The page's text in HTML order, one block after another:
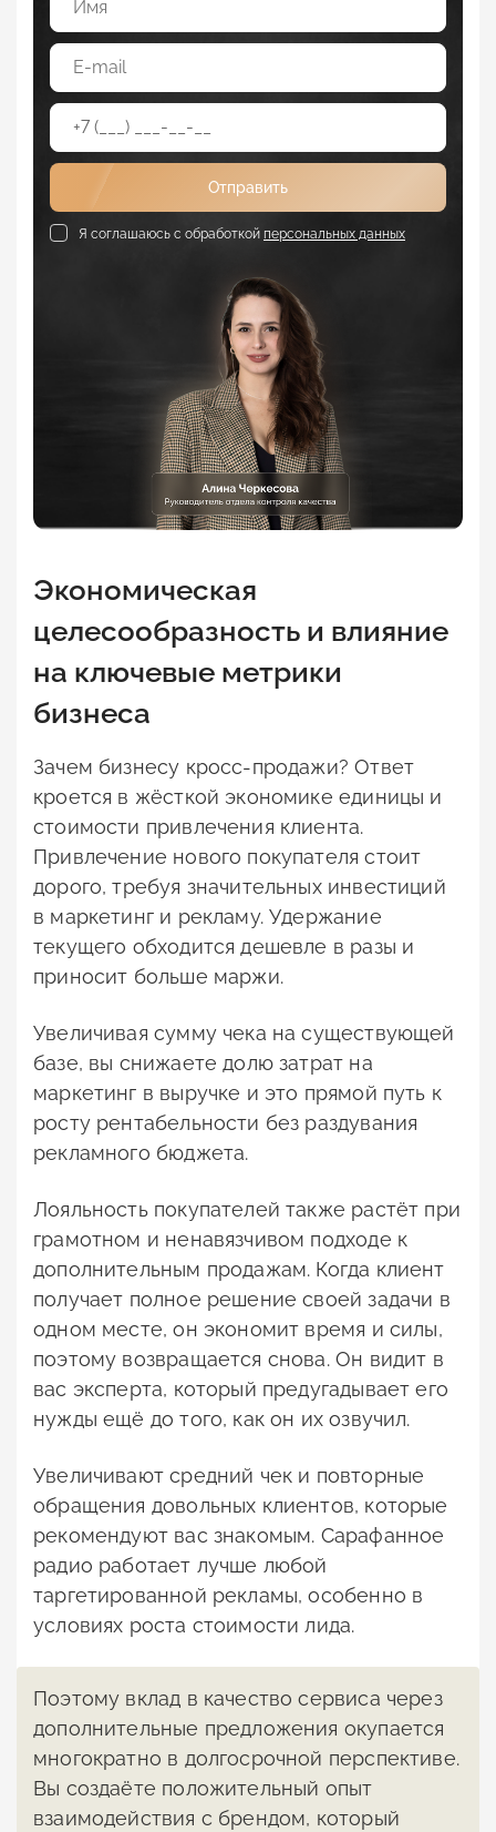
Отправить
Я соглашаюсь с обработкой персональных данных
Экономическая
целесообразность и влияние
на ключевые метрики
бизнеса
Зачем бизнесу кросс-продажи? Ответ
кроется в жёсткой экономике единицы и
стоимости привлечения клиента.
Привлечение нового покупателя стоит
дорого, требуя значительных инвестиций
в маркетинг и рекламу. Удержание
текущего обходится дешевле в разы и
приносит больше маржи.
Увеличивая сумму чека на существующей
базе, вы снижаете долю затрат на
маркетинг в выручке и это прямой путь к
росту рентабельности без раздувания
рекламного бюджета.
Лояльность покупателей также растёт при
грамотном и ненавязчивом подходе к
дополнительным продажам. Когда клиент
получает полное решение своей задачи в
одном месте, он экономит время и силы,
поэтому возвращается снова. Он видит в
вас эксперта, который предугадывает его
нужды ещё до того, как он их озвучил.
Увеличивают средний чек и повторные
обращения довольных клиентов, которые
рекомендуют вас знакомым. Сарафанное
радио работает лучше любой
таргетированной рекламы, особенно в
условиях роста стоимости лида.
Поэтому вклад в качество сервиса через
дополнительные предложения окупается
многократно в долгосрочной перспективе.
Вы создаёте положительный опыт
взаимодействия с брендом, который